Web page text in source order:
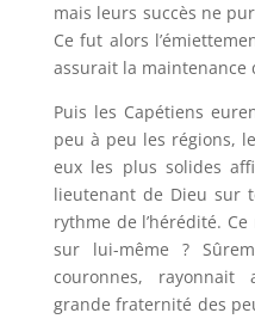
mais leurs succès ne
Ce fut alors
assurait la maintenance
Puis les Capétiens
peu à peu les régions,
eux les plus solides
lieutenant de Dieu sur
rythme de l’hérédité.
sur lui-même ?
couronnes,
grande fraternité des